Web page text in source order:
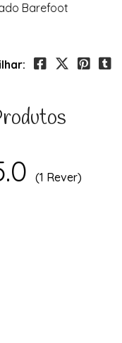
Barefoot
(1 Rever)